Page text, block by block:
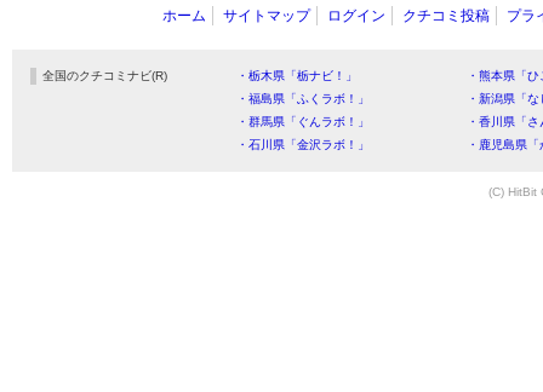
ホーム サイトマップ ログイン クチコミ投稿 プラ
全国のクチコミナビ(R) ・栃木県「栃ナビ！」
・熊本県「
・福島県「ふくラボ！」
・新潟県「
・群馬県「ぐんラボ！」
・香川県「
・石川県「金沢ラボ！」
・鹿児島県
(C) HitBit